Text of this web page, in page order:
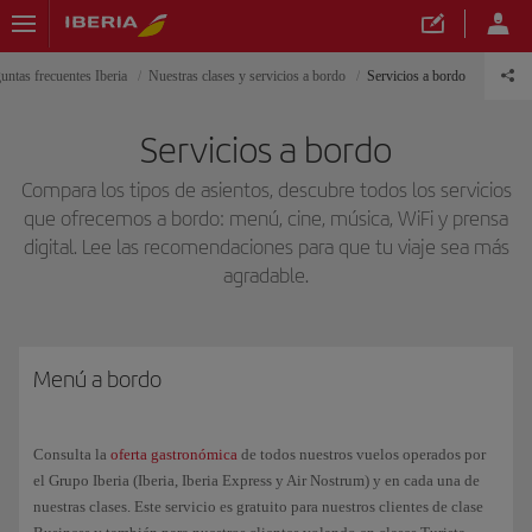
frecuentes Iberia Nuestras clases y servicios a bordo Servicios a bordo
Servicios a bordo
Compara los tipos de asientos, descubre todos los servicios
que ofrecemos a bordo: menú, cine, música, WiFi y prensa
digital. Lee las recomendaciones para que tu viaje sea más
agradable.
Menú a bordo
Consulta la oferta gastronómica de todos nuestros vuelos operados por
el Grupo Iberia (Iberia, Iberia Express y Air Nostrum) y en cada una de
nuestras clases. Este servicio es gratuito para nuestros clientes de clase